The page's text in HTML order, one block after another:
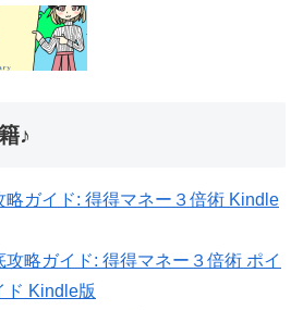
♪
略ガイド: 得得マネー３倍術 Kindle
略ガイド: 得得マネー３倍術 ポイ
ド Kindle版